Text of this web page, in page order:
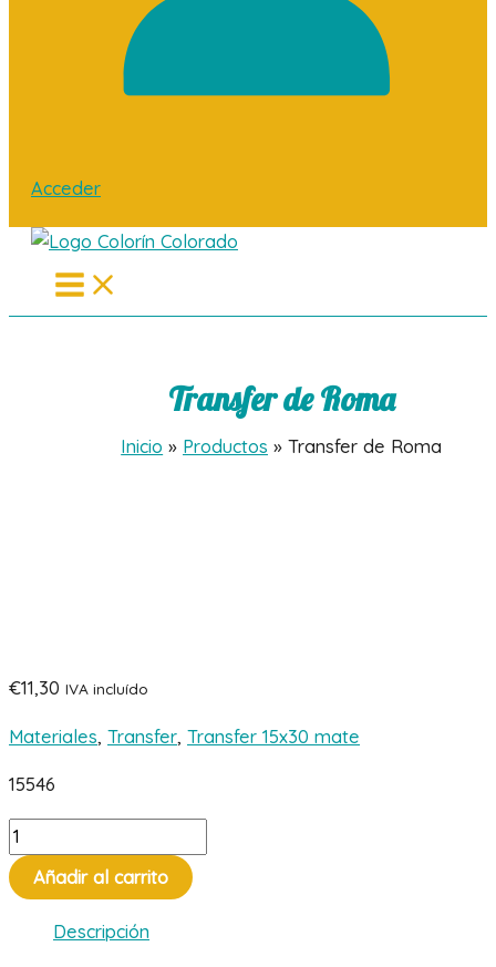
Acceder
Main
Menu
Transfer de Roma
Inicio Productos Transfer de Roma
€11,30 IVA incluído
Materiales, Transfer, Transfer 15x30 mate
15546
Transfer
de
Roma
cantidad
Añadir al carrito
Descripción